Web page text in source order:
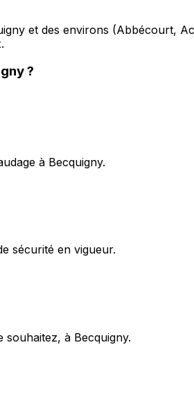
et des environs (Abbécourt,
?
à Becquigny.
sécurité en vigueur.
à Becquigny.